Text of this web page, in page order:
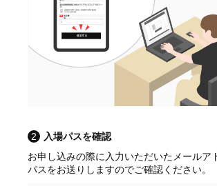
2
入場パスを確認
お申し込みの際に入力いただいたメールア
パスをお送りしますのでご確認ください。